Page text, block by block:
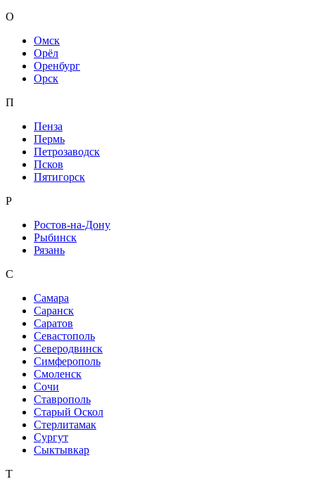
О
Омск
Орёл
Оренбург
Орск
П
Пенза
Пермь
Петрозаводск
Псков
Пятигорск
Р
Ростов-на-Дону
Рыбинск
Рязань
С
Самара
Саранск
Саратов
Севастополь
Северодвинск
Симферополь
Смоленск
Сочи
Ставрополь
Старый Оскол
Стерлитамак
Сургут
Сыктывкар
Т